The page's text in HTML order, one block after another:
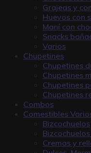
Grajeas y
Huevos con
Maní con
Snacks
Varios
Chupetines
Chupetines
Chupetines
Chupetines
Chupetines
Combos
Comestibles
Bizcochuelos
Cremas y